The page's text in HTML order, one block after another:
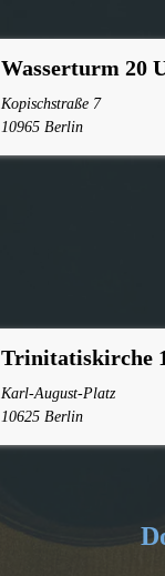
Wasserturm 20
Kopischstraße 7
10965 Berlin
Trinitatiskirche
Karl-August-Platz
10625 Berlin